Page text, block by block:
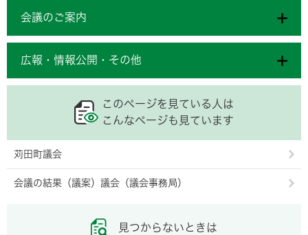
会議のご案内
広報・情報公開・その他
このページを見ている人は
こんなページも見ています
苅田町議会
会議の結果（議案）議会（議会事務局）
見つからないときは